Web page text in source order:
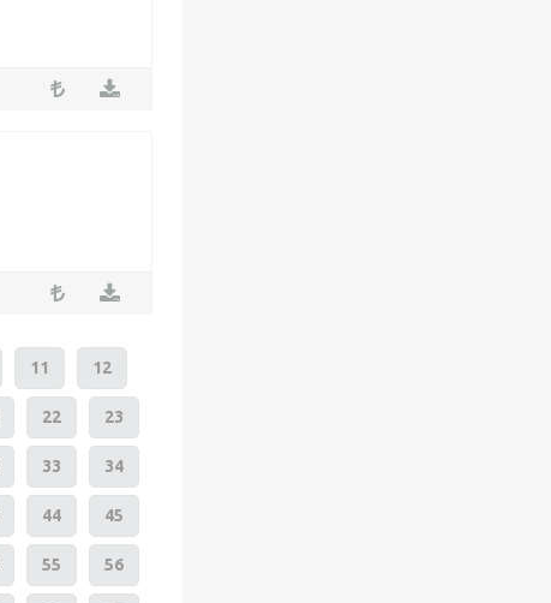
11 12
22 23
33 34
44 45
55 56